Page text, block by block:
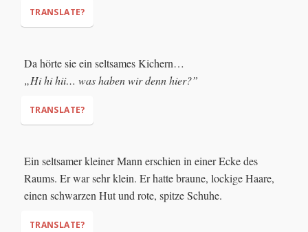
TRANSLATE?
"This is ridiculous!"
"I can't make gold out of
hay! That's impossible!"
Da hörte sie ein seltsames Kichern…
„Hi hi hii… was haben wir denn hier?”
TRANSLATE?
"Hee hee hee... What do we have here?"
Ein seltsamer kleiner Mann erschien in einer Ecke des
Raums. Er war sehr klein. Er hatte braune, lockige Haare,
einen schwarzen Hut und rote, spitze Schuhe.
TRANSLATE?